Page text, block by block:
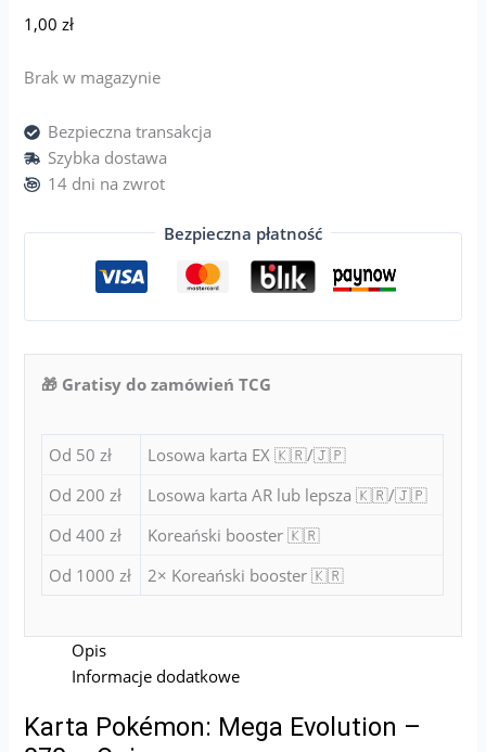
1,00zł
Brak w magazynie
Bezpieczna transakcja
Szybka dostawa
14 dni na zwrot
Bezpieczna płatność
🎁 Gratisy do zamówień TCG
Od 50 zł
Losowa karta EX 🇰🇷/🇯🇵
Od 200 zł
Losowa karta AR lub lepsza 🇰🇷/🇯🇵
Od 400 zł
Koreański booster 🇰🇷
Od 1000 zł
2× Koreański booster 🇰🇷
Opis
Informacje dodatkowe
Karta Pokémon: Mega Evolution –